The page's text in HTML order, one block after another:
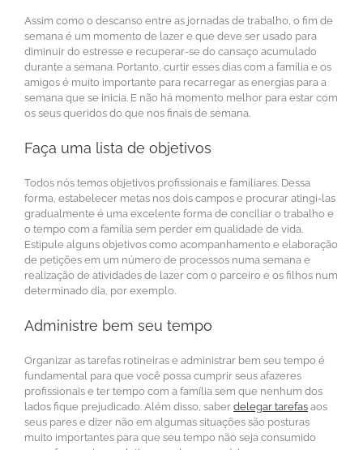
Assim como o descanso entre as jornadas de trabalho, o fim de
semana é um momento de lazer e que deve ser usado para
diminuir do estresse e recuperar-se do cansaço acumulado
durante a semana. Portanto, curtir esses dias com a família e os
amigos é muito importante para recarregar as energias para a
semana que se inicia. E não há momento melhor para estar com
os seus queridos do que nos finais de semana.
Faça uma lista de objetivos
Todos nós temos objetivos profissionais e familiares. Dessa
forma, estabelecer metas nos dois campos e procurar atingi-las
gradualmente é uma excelente forma de conciliar o trabalho e
o tempo com a família sem perder em qualidade de vida.
Estipule alguns objetivos como acompanhamento e elaboração
de petições em um número de processos numa semana e
realização de atividades de lazer com o parceiro e os filhos num
determinado dia, por exemplo.
Administre bem seu tempo
Organizar as tarefas rotineiras e administrar bem seu tempo é
fundamental para que você possa cumprir seus afazeres
profissionais e ter tempo com a família sem que nenhum dos
lados fique prejudicado. Além disso, saber delegar tarefas aos
seus pares e dizer não em algumas situações são posturas
muito importantes para que seu tempo não seja consumido